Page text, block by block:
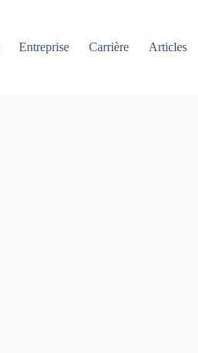
Entreprise Carrière Articles